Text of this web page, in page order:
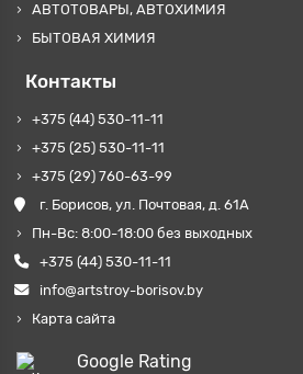
АВТОТОВАРЫ, АВТОХИМИЯ
БЫТОВАЯ ХИМИЯ
Контакты
+375 (44) 530-11-11
+375 (25) 530-11-11
+375 (29) 760-63-99
г. Борисов, ул. Почтовая, д. 61А
Пн-Вс: 8:00-18:00 без выходных
+375 (44) 530-11-11
info@artstroy-borisov.by
Карта сайта
Google Rating